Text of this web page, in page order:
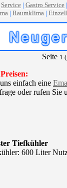
Service | Gastro Service
| Raumklima |
Seite 1
einfach eine
oder rufen Sie
Tiefkühler
600 Liter